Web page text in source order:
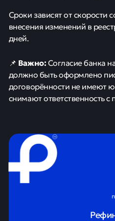
Сроки зависят от скорости
внесения изменений в
дней.
📌 Важно:Согласие банка
должно быть оформлено
договорённости не имеют
снимают ответственность с